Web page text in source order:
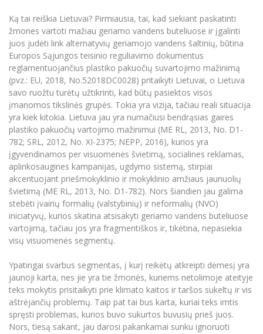
Profesinė sąjunga
Kontaktų paieška
Ką tai reiškia Lietuvai? Pirmiausia, tai, kad siekiant paskatinti
žmones vartoti mažiau geriamo vandens buteliuose ir įgalinti
juos judėti link alternatyvių geriamojo vandens šaltinių, būtina
Europos Sąjungos teisinio reguliavimo dokumentus
reglamentuojančius plastiko pakuočių suvartojimo mažinimą
(pvz.: EU, 2018, No.52018DC0028) pritaikyti Lietuvai, o Lietuva
savo ruožtu turėtų užtikrinti, kad būtų pasiektos visos
įmanomos tikslinės grupės. Tokia yra vizija, tačiau reali situacija
yra kiek kitokia. Lietuva jau yra numačiusi bendrąsias gaires
plastiko pakuočių vartojimo mažinimui (ME RL, 2013, No. D1-
782; SRL, 2012, No. XI-2375; NEPP, 2016), kurios yra
įgyvendinamos per visuomenės švietimą, socialines reklamas,
aplinkosaugines kampanijas, ugdymo sistemą, stirpiai
akcentuojant priešmokyklinio ir mokyklinio amžiaus jaunuolių
švietimą (ME RL, 2013, No. D1-782). Nors šiandien jau galima
stebėti įvairių formalių (valstybinių) ir neformalių (NVO)
iniciatyvų, kurios skatina atsisakyti geriamo vandens buteliuose
vartojimą, tačiau jos yra fragmentiškos ir, tikėtina, nepasiekia
visų visuomenės segmentų.
Ypatingai svarbus segmentas, į kurį reikėtų atkreipti dėmesį yra
jaunoji karta, nes jie yra tie žmonės, kuriems netolimoje ateityje
teks mokytis prisitaikyti prie klimato kaitos ir taršos sukeltų ir vis
aštrėjančių problemų. Taip pat tai bus karta, kuriai teks imtis
spręsti problemas, kurios buvo sukurtos buvusių prieš juos.
Nors, tiesą sakant, jau darosi pakankamai sunku ignoruoti